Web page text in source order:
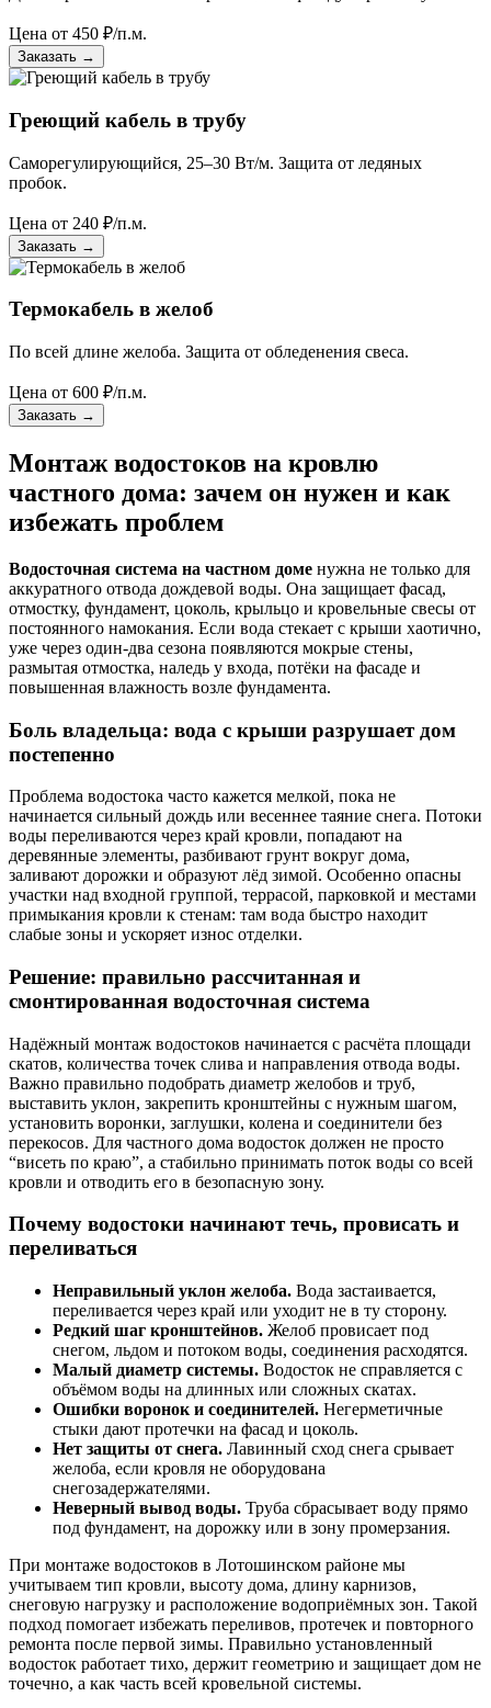
Цена от 450 ₽/п.м.
Заказать →
Греющий кабель в трубу
Саморегулирующийся, 25–30 Вт/м. Защита от ледяных
пробок.
Цена от 240 ₽/п.м.
Заказать →
Термокабель в желоб
По всей длине желоба. Защита от обледенения свеса.
Цена от 600 ₽/п.м.
Заказать →
Монтаж водостоков на кровлю
частного дома: зачем он нужен и как
избежать проблем
Водосточная система на частном доме нужна не только для
аккуратного отвода дождевой воды. Она защищает фасад,
отмостку, фундамент, цоколь, крыльцо и кровельные свесы от
постоянного намокания. Если вода стекает с крыши хаотично,
уже через один-два сезона появляются мокрые стены,
размытая отмостка, наледь у входа, потёки на фасаде и
повышенная влажность возле фундамента.
Боль владельца: вода с крыши разрушает дом
постепенно
Проблема водостока часто кажется мелкой, пока не
начинается сильный дождь или весеннее таяние снега. Потоки
воды переливаются через край кровли, попадают на
деревянные элементы, разбивают грунт вокруг дома,
заливают дорожки и образуют лёд зимой. Особенно опасны
участки над входной группой, террасой, парковкой и местами
примыкания кровли к стенам: там вода быстро находит
слабые зоны и ускоряет износ отделки.
Решение: правильно рассчитанная и
смонтированная водосточная система
Надёжный монтаж водостоков начинается с расчёта площади
скатов, количества точек слива и направления отвода воды.
Важно правильно подобрать диаметр желобов и труб,
выставить уклон, закрепить кронштейны с нужным шагом,
установить воронки, заглушки, колена и соединители без
перекосов. Для частного дома водосток должен не просто
“висеть по краю”, а стабильно принимать поток воды со всей
кровли и отводить его в безопасную зону.
Почему водостоки начинают течь, провисать и
переливаться
Неправильный уклон желоба. Вода застаивается,
переливается через край или уходит не в ту сторону.
Редкий шаг кронштейнов. Желоб провисает под
снегом, льдом и потоком воды, соединения расходятся.
Малый диаметр системы. Водосток не справляется с
объёмом воды на длинных или сложных скатах.
Ошибки воронок и соединителей. Негерметичные
стыки дают протечки на фасад и цоколь.
Нет защиты от снега. Лавинный сход снега срывает
желоба, если кровля не оборудована
снегозадержателями.
Неверный вывод воды. Труба сбрасывает воду прямо
под фундамент, на дорожку или в зону промерзания.
При монтаже водостоков в Лотошинском районе мы
учитываем тип кровли, высоту дома, длину карнизов,
снеговую нагрузку и расположение водоприёмных зон. Такой
подход помогает избежать переливов, протечек и повторного
ремонта после первой зимы. Правильно установленный
водосток работает тихо, держит геометрию и защищает дом не
точечно, а как часть всей кровельной системы.